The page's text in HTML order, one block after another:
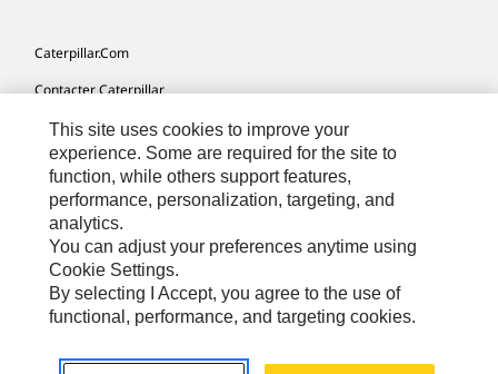
Caterpillar.com
Contacter Caterpillar
Mes Préférences Marketing
Plan Du Site
Cookie Settings
Légales
Confidentialité
North America - French© 2026 Caterpillar. Tous droits réservés.
This site uses cookies to improve your
experience. Some are required for the site to
function, while others support features,
performance, personalization, targeting, and
analytics.
You can adjust your preferences anytime using
Cookie Settings.
By selecting I Accept, you agree to the use of
functional, performance, and targeting cookies.